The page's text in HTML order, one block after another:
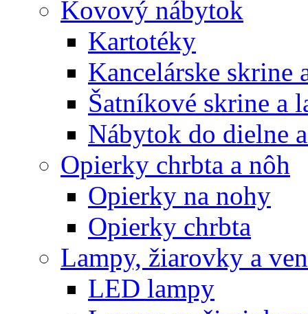
Kovový nábytok
Kartotéky
Kancelárske skrine
Šatníkové skrine a
Nábytok do dielne
Opierky chrbta a nôh
Opierky na nohy
Opierky chrbta
Lampy, žiarovky a
LED lampy